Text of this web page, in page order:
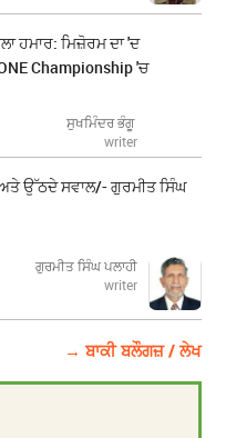
ਹਮਾਰ: ਮਿਜ਼ੋਰਮ ਦਾ 'ਦ
Championship 'ਚ
ਸੁਖਮਿੰਦਰ ਭੰਗੂ
writer
ਉੱਠਦੇ ਸਵਾਲ/- ਗੁਰਮੀਤ ਸਿੰਘ
ਗੁਰਮੀਤ ਸਿੰਘ ਪਲਾਹੀ
writer
→ ਬਾਕੀ ਬਲੌਗਜ਼ / ਲੇਖ